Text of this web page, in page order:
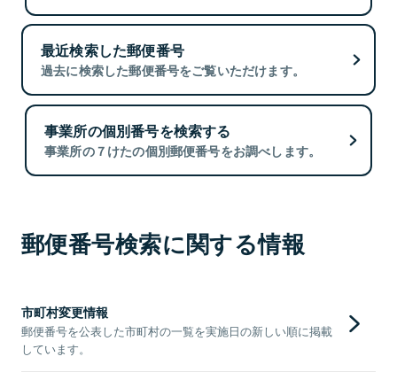
最近検索した郵便番号
過去に検索した郵便番号をご覧いただけます。
事業所の個別番号を検索する
事業所の７けたの個別郵便番号をお調べします。
郵便番号検索に関する情報
市町村変更情報
郵便番号を公表した市町村の一覧を実施日の新しい順に掲載
しています。